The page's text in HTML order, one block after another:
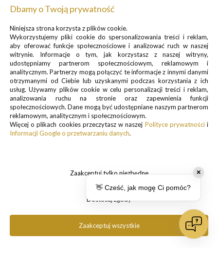
Lotnicza 35A
Zapisz się do newslettera, by otrzymywać informacje o
promocjach i nowościach
.
✕
👋 Cześć, jak mogę Ci pomóc?
Dbamy o Twoją prywatność
Niniejsza strona korzysta z plików cookie.
Wykorzystujemy pliki cookie do spersonalizowania treści i reklam,
aby oferować funkcje społecznościowe i analizować ruch w naszej
witrynie. Informacje o tym, jak korzystasz z naszej witryny,
udostępniamy partnerom społecznościowym, reklamowym i
analitycznym. Partnerzy mogą połączyć te informacje z innymi danymi
otrzymanymi od Ciebie lub uzyskanymi podczas korzystania z ich
usług. Używamy plików cookie w celu personalizacji treści i reklam,
analizowania ruchu na stronie oraz zapewnienia funkcji
społecznościowych. Dane mogą być udostępniane naszym partnerom
reklamowym, analitycznym i społecznościowym.
Więcej o plikach cookies przeczytasz w naszej Polityce prywatnościi
Informacji Google o przetwarzaniu danych.
Zaakceptuj tylko niezbędne
Dostosuj zgody
Zaakceptuj wszystkie